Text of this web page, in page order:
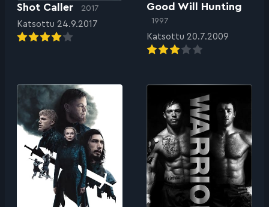
Shot Caller 2017
Katsottu 24.9.2017
Good Will Hunting
1997
Katsottu 20.7.2009